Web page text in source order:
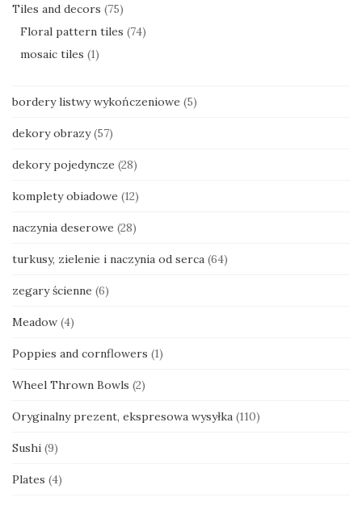
Tiles and decors (75)
Floral pattern tiles (74)
mosaic tiles (1)
bordery listwy wykończeniowe (5)
dekory obrazy (57)
dekory pojedyncze (28)
komplety obiadowe (12)
naczynia deserowe (28)
turkusy, zielenie i naczynia od serca (64)
zegary ścienne (6)
Meadow (4)
Poppies and cornflowers (1)
Wheel Thrown Bowls (2)
Oryginalny prezent, ekspresowa wysyłka (110)
Sushi (9)
Plates (4)